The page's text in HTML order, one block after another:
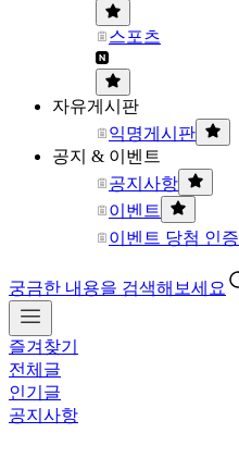
스포츠
자유게시판
익명게시판
공지 & 이벤트
공지사항
이벤트
이벤트 당첨 인증
궁금한 내용을 검색해보세요
즐겨찾기
전체글
인기글
공지사항